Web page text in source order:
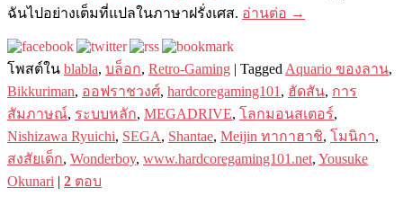
ฉันไปอย่างเต็มที่แปลในภาษาฝรั่งเศส. อ่านต่อ →
โพสต์ใน blabla, บล็อก, Retro-Gaming | Tagged Aquario ของลาน,
Bikkuriman, ออฟราชวงศ์, hardcoregaming101 , ฮัดสัน, การ
สัมภาษณ์, ระบบหลัก, MEGADRIVE, โลกมอนสเตอร์,
Nishizawa Ryuichi, SEGA, Shantae, Meijin ทากาฮาชิ, โมนิกา,
สงสัยเด็ก, Wonderboy, www.hardcoregaming101.net, Yousuke
Okunari | 2 ตอบ